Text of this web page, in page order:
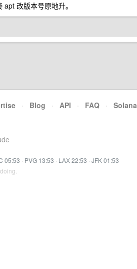
apt 改版本号原地升。
· Blog · API · FAQ · Solana
05:53 · PVG 13:53 · LAX 22:53 · JFK 01:53